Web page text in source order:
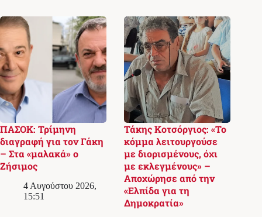
ΠΑΣΟΚ: Τρίμηνη
διαγραφή για τον Γάκη
– Στα «μαλακά» ο
Ζήσιμος
4 Αυγούστου 2026,
15:51
Τάκης Κοτσόργιος: «Το
κόμμα λειτουργούσε
με διορισμένους, όχι
με εκλεγμένους» –
Αποχώρησε από την
«Ελπίδα για τη
Δημοκρατία»